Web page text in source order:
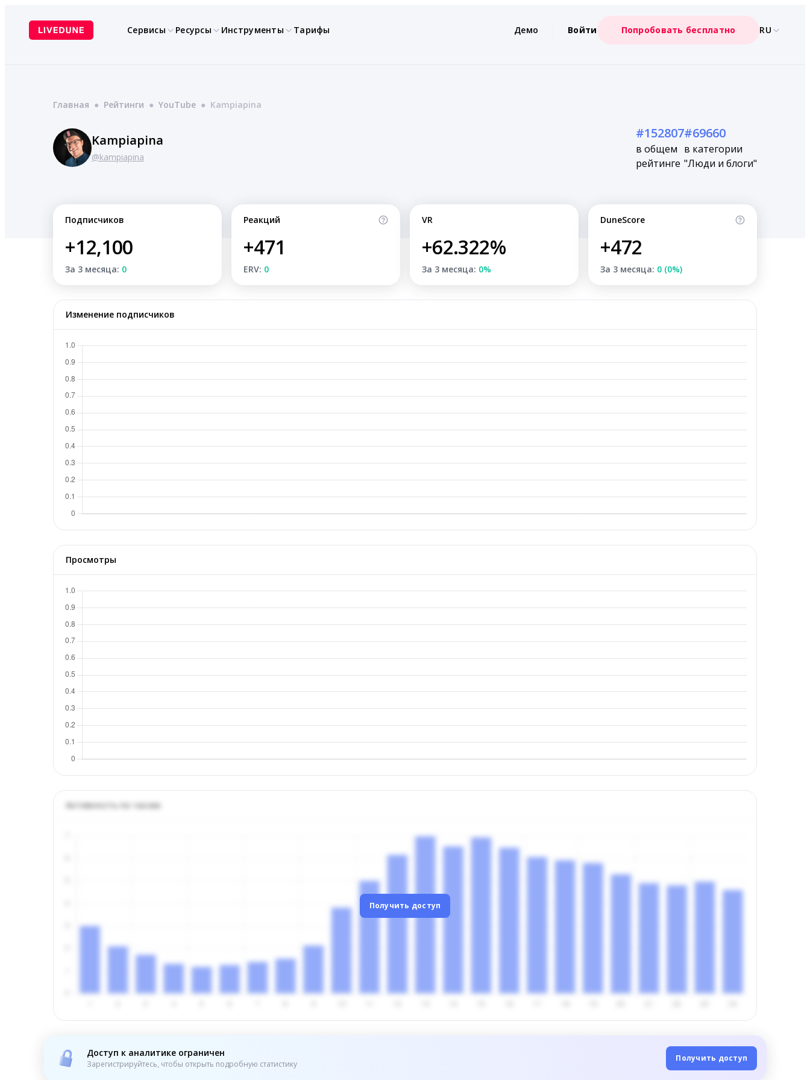
содержимому
Сервисы Ресурсы Инструменты Тарифы Демо Войти Попробовать бесплатно RU
Главная ● Рейтинги ● YouTube ● Kampiapina
Kampiapina
@kampiapina
#152807
в общем
рейтинге
#69660
в категории
"Люди и блоги"
Подписчиков
+12,100
За 3 месяца: 0
Реакций
+471
ERV: 0
VR
+62.322%
За 3 месяца: 0%
DuneScore
+472
За 3 месяца: 0 (0%)
Изменение подписчиков
Просмотры
Активность по часам
Получить доступ
Доступ к аналитике ограничен
Зарегистрируйтесь, чтобы открыть подробную статистику
Получить доступ